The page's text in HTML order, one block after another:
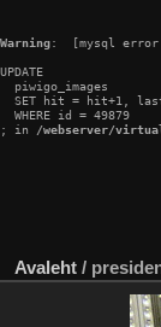
Warning:  [mysql
UPDATE
  piwigo_images
SET hit = hit+1,
  WHERE id = 49879
; in /webserver/
Avaleht /